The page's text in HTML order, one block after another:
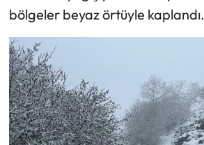
bölgeler beyaz örtüyle kaplandı.
Laçin Haberleri
Magazin
Mecitözü Haberleri